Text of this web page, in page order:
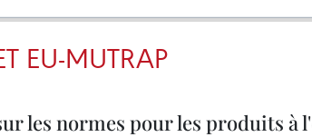
EU-MUTRAP
les normes pour les produits à